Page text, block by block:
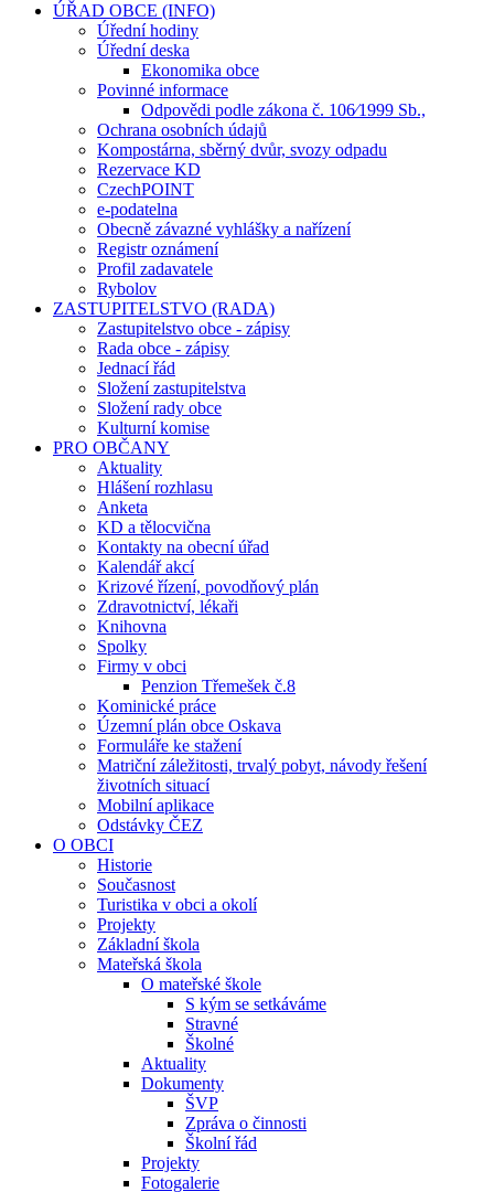
ÚŘAD OBCE (INFO)
Úřední hodiny
Úřední deska
Ekonomika obce
Povinné informace
Odpovědi podle zákona č. 106⁄1999 Sb.,
Ochrana osobních údajů
Kompostárna, sběrný dvůr, svozy odpadu
Rezervace KD
CzechPOINT
e-podatelna
Obecně závazné vyhlášky a nařízení
Registr oznámení
Profil zadavatele
Rybolov
ZASTUPITELSTVO (RADA)
Zastupitelstvo obce - zápisy
Rada obce - zápisy
Jednací řád
Složení zastupitelstva
Složení rady obce
Kulturní komise
PRO OBČANY
Aktuality
Hlášení rozhlasu
Anketa
KD a tělocvična
Kontakty na obecní úřad
Kalendář akcí
Krizové řízení, povodňový plán
Zdravotnictví, lékaři
Knihovna
Spolky
Firmy v obci
Penzion Třemešek č.8
Kominické práce
Územní plán obce Oskava
Formuláře ke stažení
Matriční záležitosti, trvalý pobyt, návody řešení
životních situací
Mobilní aplikace
Odstávky ČEZ
O OBCI
Historie
Současnost
Turistika v obci a okolí
Projekty
Základní škola
Mateřská škola
O mateřské škole
S kým se setkáváme
Stravné
Školné
Aktuality
Dokumenty
ŠVP
Zpráva o činnosti
Školní řád
Projekty
Fotogalerie